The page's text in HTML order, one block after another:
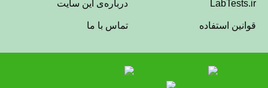
درباره‌ی این سایت LabTests.ir
تماس با ما قوانین استفاده